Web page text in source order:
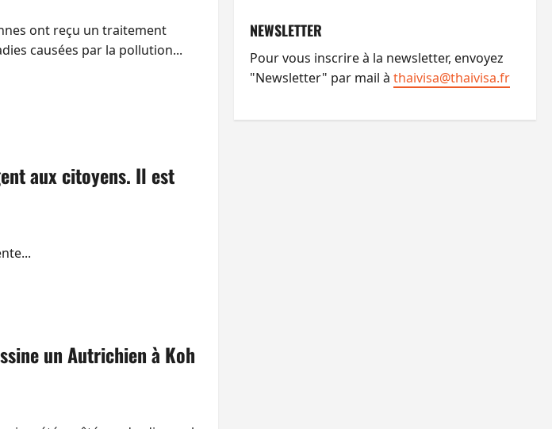
ont reçu un traitement
causées par la pollution...
aux citoyens. Il est
un Autrichien à Koh
NEWSLETTER
Pour vous inscrire à la newsletter, envoyez
"Newsletter" par mail à thaivisa@thaivisa.fr